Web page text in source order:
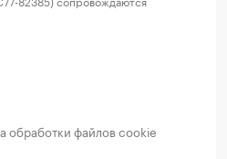
обработки файлов cookie